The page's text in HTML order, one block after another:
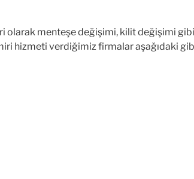
olarak menteşe değişimi, kilit değişimi
hizmeti verdiğimiz firmalar aşağıdaki